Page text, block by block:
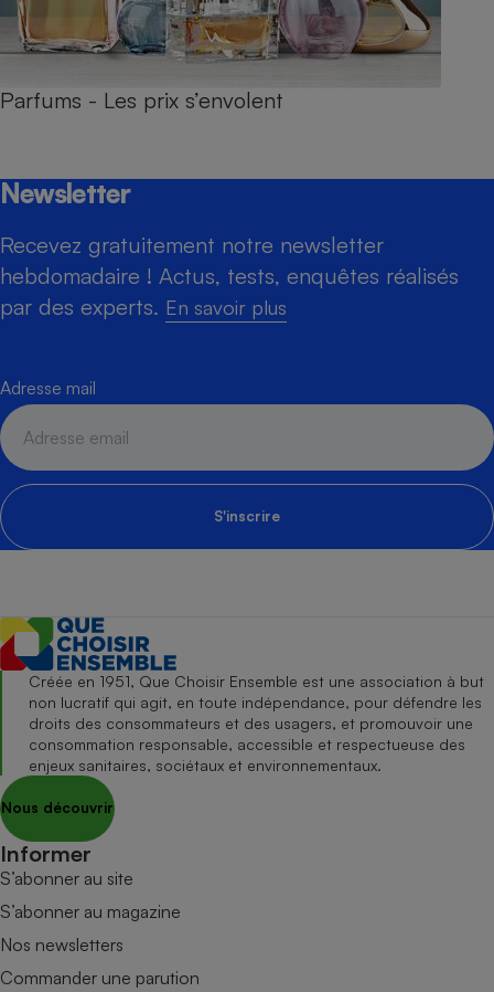
Parfums - Les prix s’envolent
Newsletter
Recevez gratuitement notre newsletter
hebdomadaire ! Actus, tests, enquêtes réalisés
par des experts. En savoir plus
Adresse mail
S'inscrire
Créée en 1951, Que Choisir Ensemble est une association à but
non lucratif qui agit, en toute indépendance, pour défendre les
droits des consommateurs et des usagers, et promouvoir une
consommation responsable, accessible et respectueuse des
enjeux sanitaires, sociétaux et environnementaux.
Nous découvrir
Informer
S’abonner au site
S’abonner au magazine
Nos newsletters
Commander une parution